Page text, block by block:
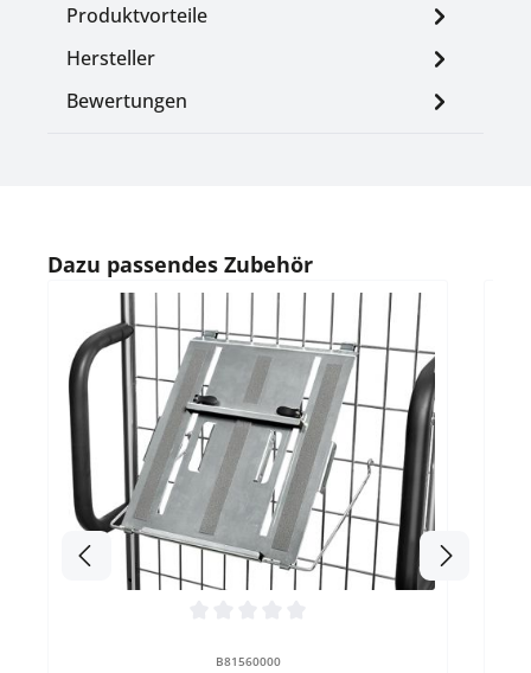
Produktvorteile
Hersteller
Bewertungen
Produktgalerie überspringen
Dazu passendes Zubehör
B81560000